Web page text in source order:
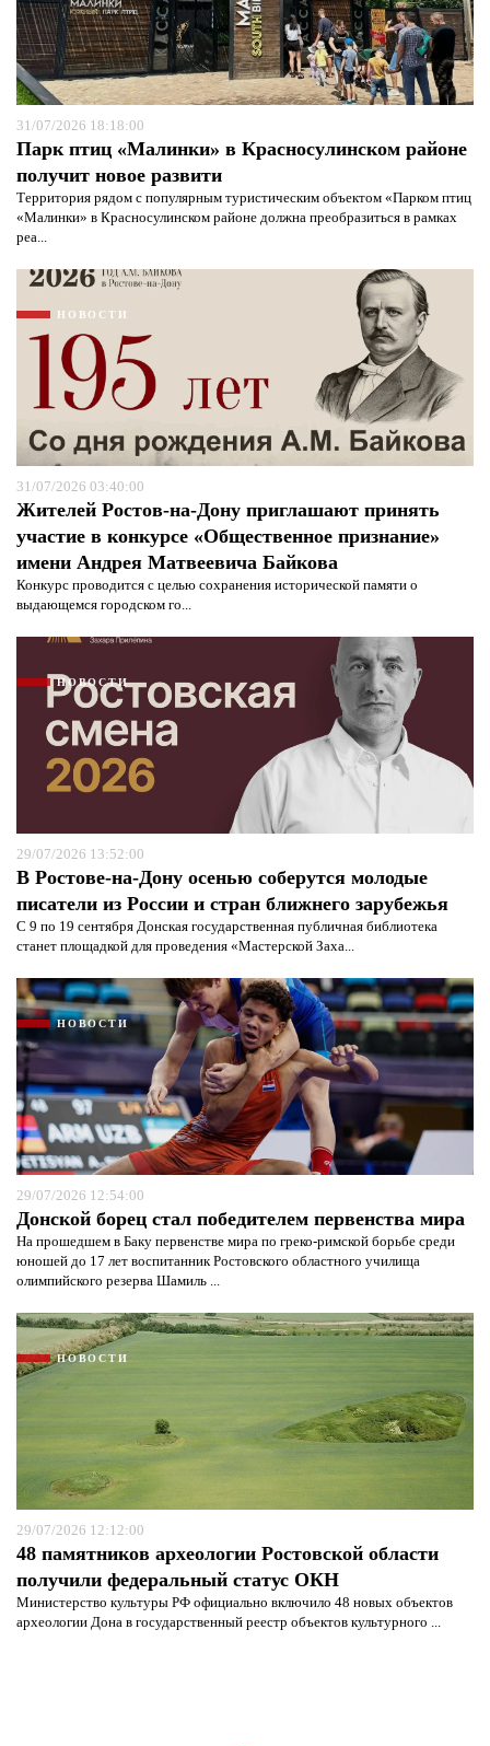
31/07/2026 18:18:00
Парк птиц «Малинки» в Красносулинском районе
получит новое развити
Территория рядом с популярным туристическим объектом «Парком птиц
«Малинки» в Красносулинском районе должна преобразиться в рамках
реа...
НОВОСТИ
31/07/2026 03:40:00
Жителей Ростов-на-Дону приглашают принять
участие в конкурсе «Общественное признание»
имени Андрея Матвеевича Байкова
Конкурс проводится с целью сохранения исторической памяти о
выдающемся городском го...
НОВОСТИ
29/07/2026 13:52:00
В Ростове-на-Дону осенью соберутся молодые
писатели из России и стран ближнего зарубежья
С 9 по 19 сентября Донская государственная публичная библиотека
станет площадкой для проведения «Мастерской Заха...
НОВОСТИ
29/07/2026 12:54:00
Донской борец стал победителем первенства мира
На прошедшем в Баку первенстве мира по греко-римской борьбе среди
юношей до 17 лет воспитанник Ростовского областного училища
олимпийского резерва Шамиль ...
НОВОСТИ
29/07/2026 12:12:00
48 памятников археологии Ростовской области
получили федеральный статус ОКН
Министерство культуры РФ официально включило 48 новых объектов
археологии Дона в государственный реестр объектов культурного ...
Я согласен сполитикой конфиденциальности и
защиты информации*